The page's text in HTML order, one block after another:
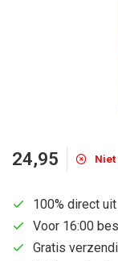
24,95
100% direct
Voor 16:00
Gratis